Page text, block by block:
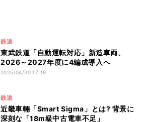
鉄道
東武鉄道「自動運転対応」新造車両、
2026～2027年度に4編成導入へ
2025/04/30 17:19
鉄道
近畿車輛「Smart Sigma」とは? 背景に
深刻な「18m級中古電車不足」